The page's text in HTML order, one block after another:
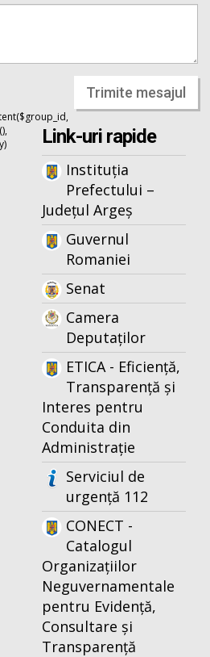
Trimite mesajul
Link-uri rapide
Instituția
Prefectului –
Județul Argeș
Guvernul
Romaniei
Senat
Camera
Deputaților
ETICA - Eficiență,
Transparență și
Interes pentru
Conduita din
Administrație
Serviciul de
urgență 112
CONECT -
Catalogul
Organizațiilor
Neguvernamentale
pentru Evidență,
Consultare și
Transparență